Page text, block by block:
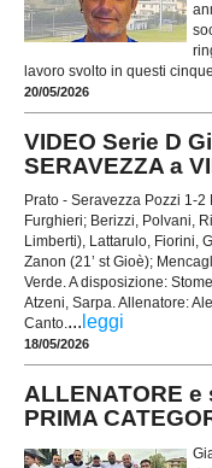
lavoro svolto in questi
20/05/2026
VIDEO Serie D
SERAVEZZA a
Prato - Seravezza Pozzi 1-2
Furghieri; Berizzi, Polvani,
Limberti), Lattarulo, Fiorini,
Zanon (21’ st Gioè);
Verde. A disposizione:
Atzeni, Sarpa. Allenatore:
Canto.... leggi
18/05/2026
ALLENATORE
PRIMA